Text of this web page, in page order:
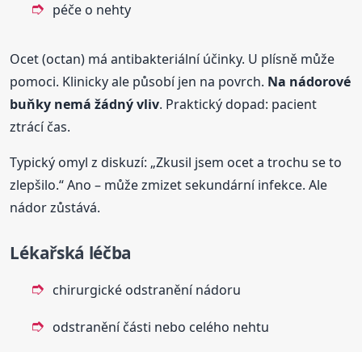
péče o nehty
Ocet (octan) má antibakteriální účinky. U plísně může
pomoci. Klinicky ale působí jen na povrch. Na nádorové
buňky nemá žádný vliv. Praktický dopad: pacient
ztrácí čas.
Typický omyl z diskuzí: „Zkusil jsem ocet a trochu se to
zlepšilo.“ Ano – může zmizet sekundární infekce. Ale
nádor zůstává.
Lékařská léčba
chirurgické odstranění nádoru
odstranění části nebo celého nehtu